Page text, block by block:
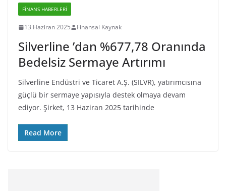
FINANS HABERLERI
13 Haziran 2025 Finansal Kaynak
Silverline ’dan %677,78 Oranında
Bedelsiz Sermaye Artırımı
Silverline Endüstri ve Ticaret A.Ş. (SILVR), yatırımcısına
güçlü bir sermaye yapısıyla destek olmaya devam
ediyor. Şirket, 13 Haziran 2025 tarihinde
Read More